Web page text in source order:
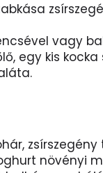
vagy
egy kis kocka
növényi